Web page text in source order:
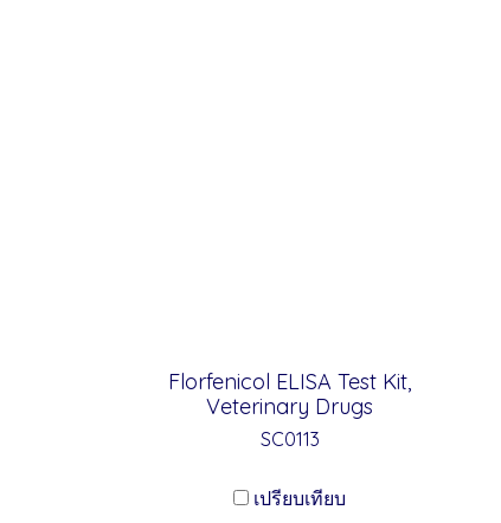
Florfenicol ELISA Test Kit,
Veterinary Drugs
SC0113
เปรียบเทียบ